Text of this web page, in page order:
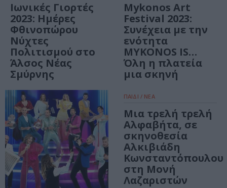
Ιωνικές Γιορτές
2023: Ημέρες
Φθινοπώρου
Νύχτες
Πολιτισμού στο
Άλσος Νέας
Σμύρνης
Mykonos Art
Festival 2023:
Συνέχεια με την
ενότητα
MYKONOS IS…
Όλη η πλατεία
μια σκηνή
ΠΑΙΔΙ / ΝΕΑ
Μια τρελή τρελή
Αλφαβήτα, σε
σκηνοθεσία
Αλκιβιάδη
Κωνσταντόπουλου
στη Μονή
Λαζαριστών